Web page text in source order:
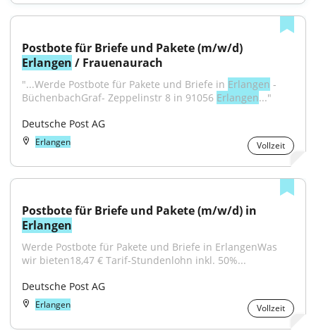
Erlangen / Frauenaurach
"...Werde Postbote für Pakete und Briefe in Erlangen -
BüchenbachGraf- Zeppelinstr 8 in 91056 Erlangen..."
Deutsche Post AG
Erlangen Vollzeit
Erlangen
Werde Postbote für Pakete und Briefe in ErlangenWas
wir bieten18,47 € Tarif-Stundenlohn inkl. 50%...
Deutsche Post AG
Erlangen Vollzeit